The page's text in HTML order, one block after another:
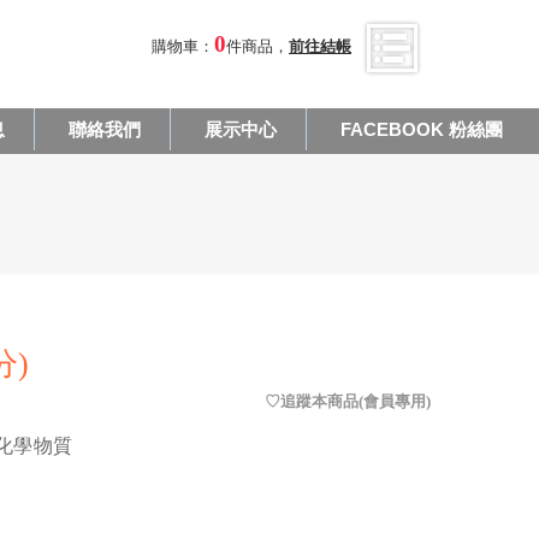
購物車： 0件商品， 前往結帳
聯絡我們 展示中心 FACEBOOK 粉絲團
)
學物質